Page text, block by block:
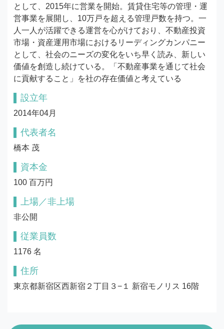
として、2015年に営業を開始。賃貸住宅等の管理・運
営事業を展開し、10万戸を超える管理戸数を持つ。一
人一人が活躍できる運営を心がけており、不動産投資
市場・資産運用市場におけるリーディングカンパニー
として、社会のニーズの変化をいち早く読み、新しい
価値を創造し続けている。「不動産事業を通じて社会
に貢献すること」を社の存在価値と考えている
設立年
2014年04月
代表者名
橋本 茂
資本金
100 百万円
上場／非上場
非公開
従業員数
1176 名
住所
東京都新宿区西新宿２丁目３−１ 新宿モノリス 16階